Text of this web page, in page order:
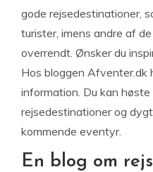
gode rejsedestinationer,
turister, imens andre af
overrendt. Ønsker du
Hos bloggen Afventer.dk
information. Du kan
rejsedestinationer og
kommende eventyr.
En blog om